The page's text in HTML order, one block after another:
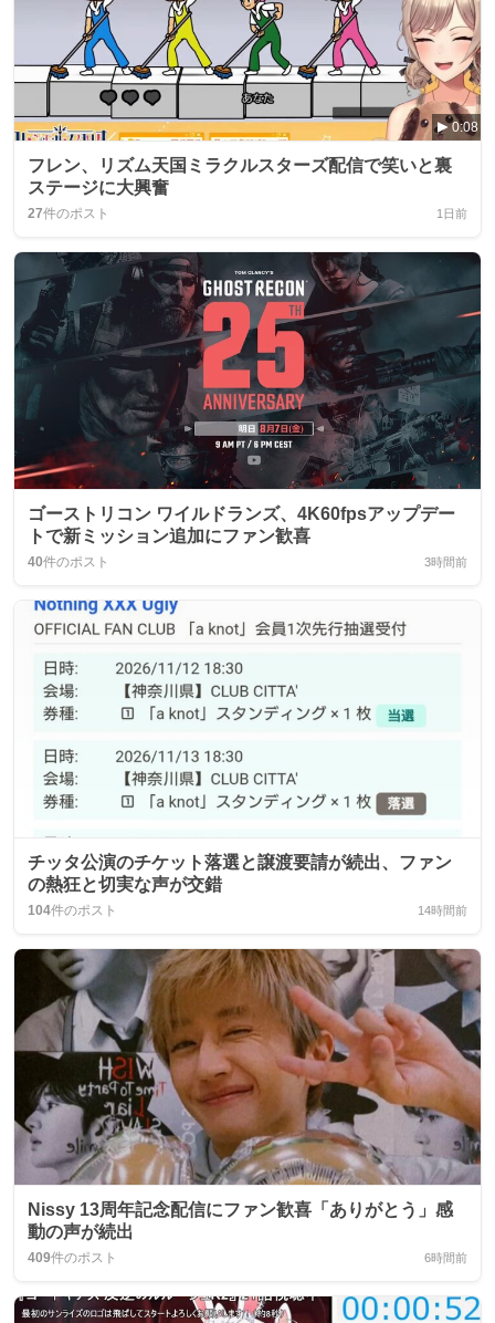
0:08
フレン、リズム天国ミラクルスターズ配信で笑いと裏
ステージに大興奮
27件のポスト 1日前
ゴーストリコン ワイルドランズ、4K60fpsアップデー
トで新ミッション追加にファン歓喜
40件のポスト 3時間前
チッタ公演のチケット落選と譲渡要請が続出、ファン
の熱狂と切実な声が交錯
104件のポスト 14時間前
Nissy 13周年記念配信にファン歓喜「ありがとう」感
動の声が続出
409件のポスト 6時間前